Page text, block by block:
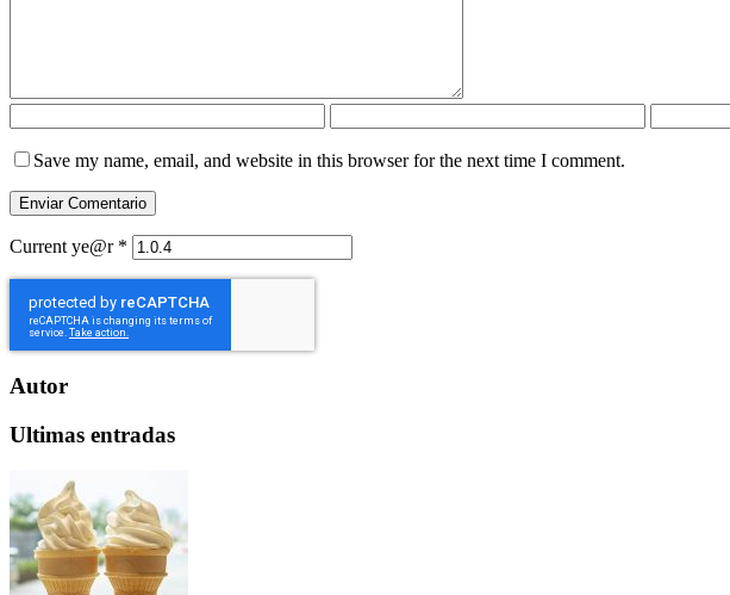
Save my name, email, and website in this browser for the next time I comment.
Current ye@r *
Autor
Ultimas entradas